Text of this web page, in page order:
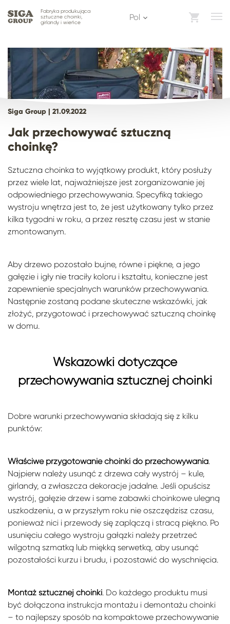
Fabryka produkująca
sztuczne choinki,
girlandy i wieńce
pol
Siga Group | 21.09.2022
Jak przechowywać sztuczną
choinkę?
Sztuczna choinka to wyjątkowy produkt, który posłuży
przez wiele lat, najważniejsze jest zorganizowanie jej
odpowiedniego przechowywania. Specyfiką takiego
wystroju wnętrza jest to, że jest użytkowany tylko przez
kilka tygodni w roku, a przez resztę czasu jest w stanie
zmontowanym.
Aby drzewo pozostało bujne, równe i piękne, a jego
gałęzie i igły nie traciły koloru i kształtu, konieczne jest
zapewnienie specjalnych warunków przechowywania.
Następnie zostaną podane skuteczne wskazówki, jak
złożyć, przygotować i przechowywać sztuczną choinkę
w domu.
Wskazówki dotyczące
przechowywania sztucznej choinki
Dobre warunki przechowywania składają się z kilku
punktów:
Właściwe przygotowanie choinki do przechowywania.
Najpierw należy usunąć z drzewa cały wystrój – kule,
girlandy, a zwłaszcza dekoracje jadalne. Jeśli opuścisz
wystrój, gałęzie drzew i same zabawki choinkowe ulegną
uszkodzeniu, a w przyszłym roku nie oszczędzisz czasu,
ponieważ nici i przewody się zaplączą i stracą piękno. Po
usunięciu całego wystroju gałązki należy przetrzeć
wilgotną szmatką lub miękką serwetką, aby usunąć
pozostałości kurzu i brudu, i pozostawić do wyschnięcia.
Montaż sztucznej choinki. Do każdego produktu musi
być dołączona instrukcja montażu i demontażu choinki
– to najlepszy sposób na kompaktowe przechowywanie